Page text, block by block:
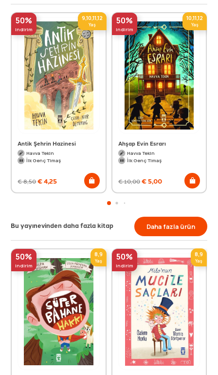
50%
indirim
9,10,11,12
Yaş
Antik Şehrin Hazinesi
Havva Tekin
İlk Genç Timaş
€8,50€4,25
50%
indirim
10,11,12
Yaş
Ahşap Evin Esrarı
Havva Tekin
İlk Genç Timaş
€10,00€5,00
Bu yayınevinden daha fazla kitap Daha fazla ürün
50%
indirim
8,9
Yaş 50%
indirim
8,9
Yaş